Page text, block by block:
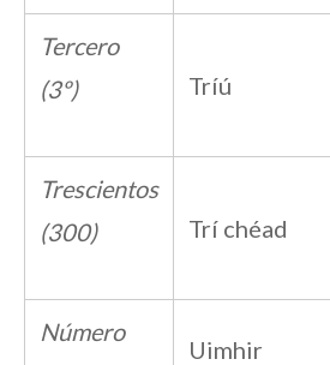
Tercero
(3º)
Tríú
Trescientos
(300)
Trí chéad
Número
Uimhir